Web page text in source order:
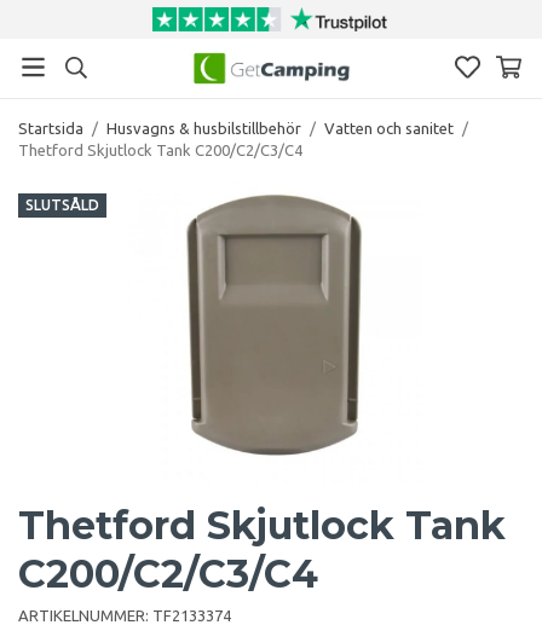
Startsida / Husvagns & husbilstillbehör / Vatten och sanitet /
Thetford Skjutlock Tank C200/C2/C3/C4
SLUTSÅLD
Thetford Skjutlock Tank
C200/C2/C3/C4
ARTIKELNUMMER: TF2133374